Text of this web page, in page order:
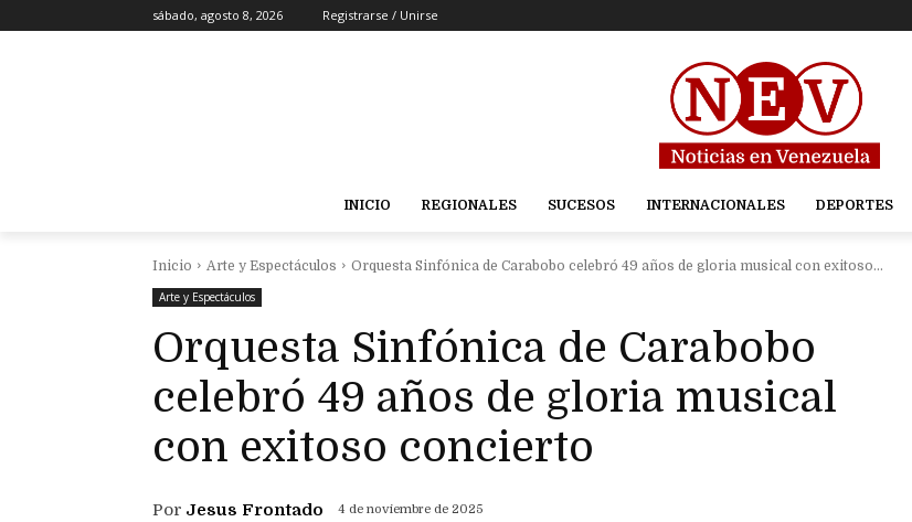
sábado, agosto 8, 2026 Registrarse / Unirse
INICIO REGIONALES SUCESOS INTERNACIONALES DEPORTES
Inicio Arte y Espectáculos
Orquesta Sinfónica de Carabobo celebró 49 años de gloria musical con exitoso...
Arte y Espectáculos
Orquesta Sinfónica de Carabobo
celebró 49 años de gloria musical
con exitoso concierto
Por Jesus Frontado 4 de noviembre de 2025